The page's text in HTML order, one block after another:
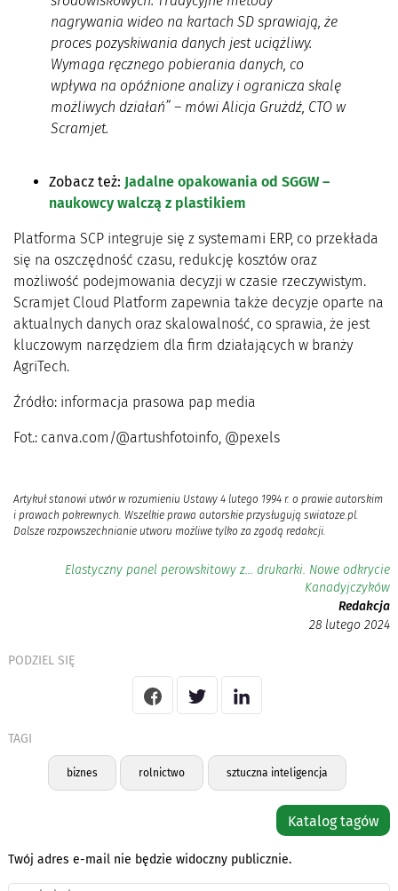
nagrywania wideo na kartach SD sprawiają, że
proces pozyskiwania danych jest uciążliwy.
Wymaga ręcznego pobierania danych, co
wpływa na opóźnione analizy i ogranicza skalę
możliwych działań” – mówi Alicja Grużdź, CTO w
Scramjet.
Zobacz też: Jadalne opakowania od SGGW –
naukowcy walczą z plastikiem
Platforma SCP integruje się z systemami ERP, co przekłada
się na oszczędność czasu, redukcję kosztów oraz
możliwość podejmowania decyzji w czasie rzeczywistym.
Scramjet Cloud Platform zapewnia także decyzje oparte na
aktualnych danych oraz skalowalność, co sprawia, że jest
kluczowym narzędziem dla firm działających w branży
AgriTech.
Źródło: informacja prasowa pap media
Fot.: canva.com/@artushfotoinfo, @pexels
Artykuł stanowi utwór w rozumieniu Ustawy 4 lutego 1994 r. o prawie autorskim
i prawach pokrewnych. Wszelkie prawa autorskie przysługują swiatoze.pl.
Dalsze rozpowszechnianie utworu możliwe tylko za zgodą redakcji.
Elastyczny panel perowskitowy z… drukarki. Nowe odkrycie
Kanadyjczyków
Redakcja
28 lutego 2024
PODZIEL SIĘ
TAGI
biznes rolnictwo sztuczna inteligencja
Katalog tagów
Twój adres e-mail nie będzie widoczny publicznie.